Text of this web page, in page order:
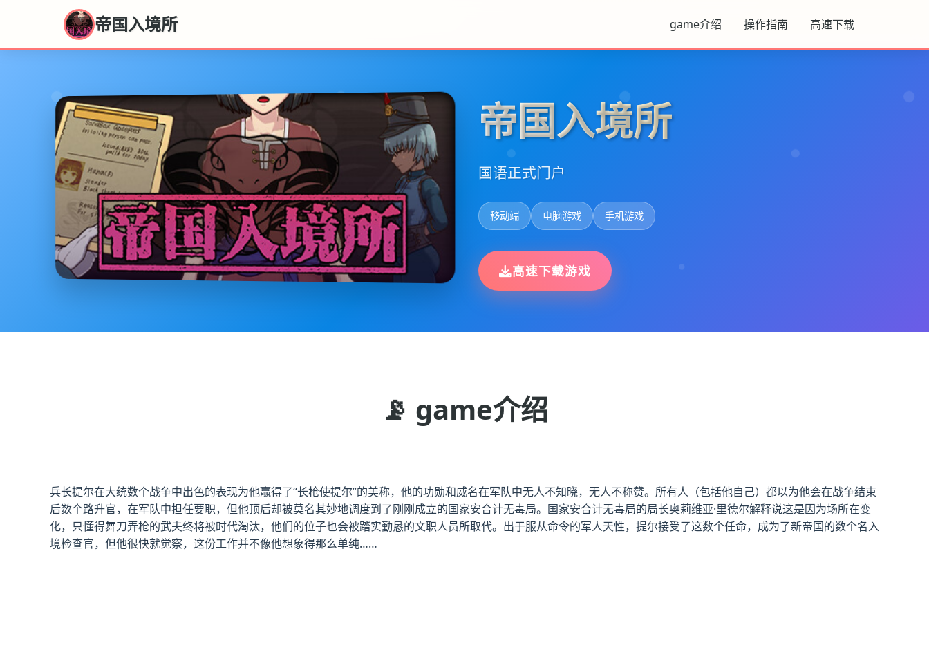
帝国入境所 game介绍 操作指南 高速下载
帝国入境所
国语正式门户
移动端 电脑游戏 手机游戏
高速下载游戏
📡 game介绍
兵长提尔在大统数个战争中出色的表现为他赢得了“长枪使提尔”的美称，他的功勋和威名在军队中无人不知晓，无人不称赞。所有人（包括他自己）都以为他会在战争结束
后数个路升官，在军队中担任要职，但他顶后却被莫名其妙地调度到了刚刚成立的国家安合计无毒局。国家安合计无毒局的局长奥莉维亚·里德尔解释说这是因为场所在变
化，只懂得舞刀弄枪的武夫终将被时代淘汰，他们的位子也会被踏实勤恳的文职人员所取代。出于服从命令的军人天性，提尔接受了这数个任命，成为了新帝国的数个名入
境检查官，但他很快就觉察，这份工作并不像他想象得那么单纯……